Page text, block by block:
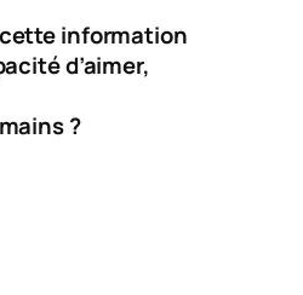
information
d’aimer,
?